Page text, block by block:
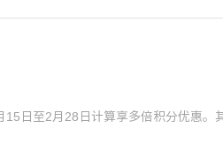
日至2月28日计算享多倍积分优惠。